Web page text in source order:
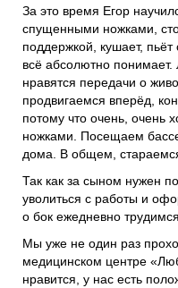
За это время Егор
спущенными ножками,
поддержкой, кушает, пьёт
всё абсолютно
нравятся передачи о
продвигаемся вперёд,
потому что очень, очень
ножками. Посещаем
дома. В общем,
Так как за сыном нужен
уволиться с работы и
о бок ежедневно
Мы уже не один раз
медицинском центре
нравится, у нас есть